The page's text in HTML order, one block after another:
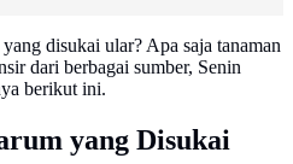
disukai ular? Apa saja tanaman
dari berbagai sumber, Senin
berikut ini.
yang Disukai